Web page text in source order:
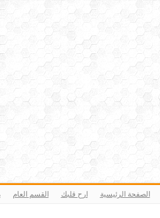
الصفحة الرئيسية ارح قلبك القسم العام